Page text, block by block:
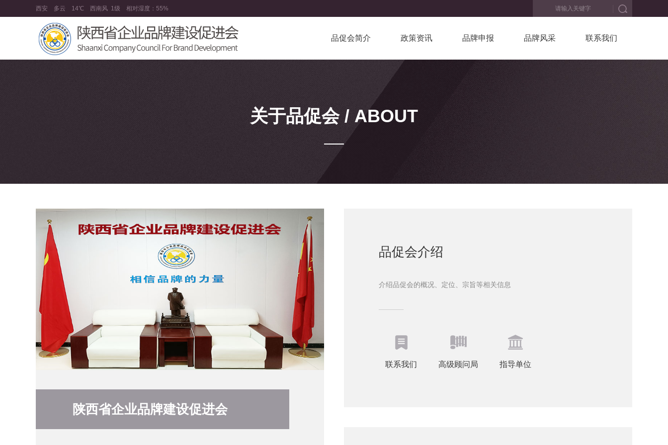
西安 多云 14℃ 西南风 1级 相对湿度： 55%
品促会简介 政策资讯 品牌申报 品牌风采 联系我们
关于品促会 / ABOUT
陕西省企业品牌建设促进会
品促会介绍
介绍品促会的概况、定位、宗旨等相关信息
联系我们 高级顾问局 指导单位